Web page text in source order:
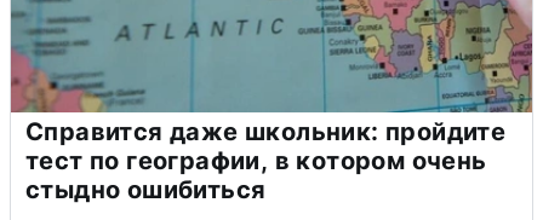
Справится даже школьник: пройдите
тест по географии, в котором очень
стыдно ошибиться